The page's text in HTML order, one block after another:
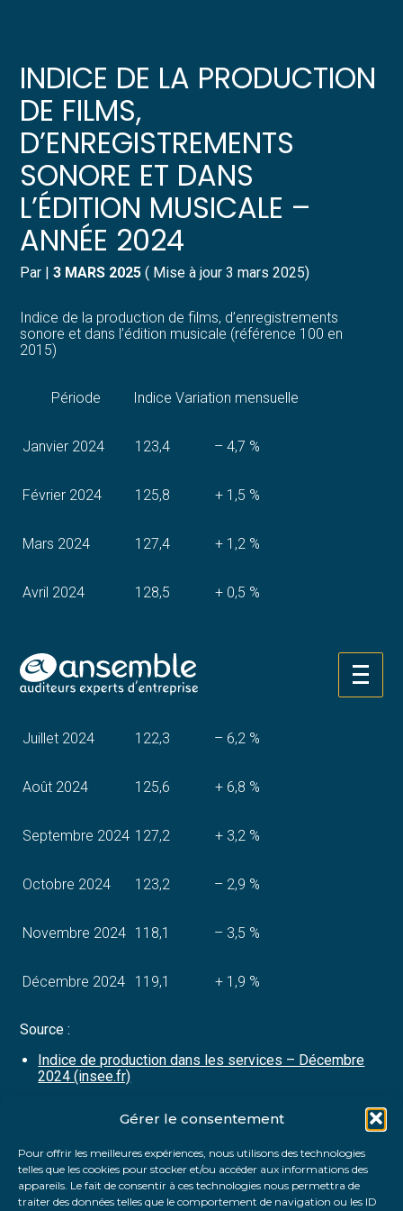
Gérer le consentement
Pour offrir les meilleures expériences, nous utilisons des technologies
telles que les cookies pour stocker et/ou accéder aux informations des
appareils. Le fait de consentir à ces technologies nous permettra de
traiter des données telles que le comportement de navigation ou les ID
Aller
au
Gérer votre quotidien
Piloter votre entreprise
Développer votre entreprise
Construire votre patrimoine
Structurer votre croissance
Être prêt pour la facturation
électronique
Suivre votre comptabilité
Gérer vos ressources humaines
Dématérialiser vos documents
INDICE DE LA PRODUCTION
DE FILMS,
D’ENREGISTREMENTS
SONORE ET DANS
L’ÉDITION MUSICALE –
ANNÉE 2024
Par |3 MARS 2025 ( Mise à jour 3 mars 2025)
Indice de la production de films, d’enregistrements
sonore et dans l’édition musicale (référence 100 en
2015)
Période Indice Variation mensuelle
Janvier 2024 123,4 – 4,7 %
Février 2024 125,8 + 1,5 %
Mars 2024 127,4 + 1,2 %
Avril 2024 128,5 + 0,5 %
Juin 2024 131,8
Juillet 2024 122,3 – 6,2 %
Août 2024 125,6 + 6,8 %
Septembre 2024 127,2 + 3,2 %
Octobre 2024 123,2 – 2,9 %
Novembre 2024 118,1 – 3,5 %
Décembre 2024 119,1 + 1,9 %
Source :
Indice de production dans les services – Décembre
2024 (insee.fr)
FaceBook
TwitterLinkedIn